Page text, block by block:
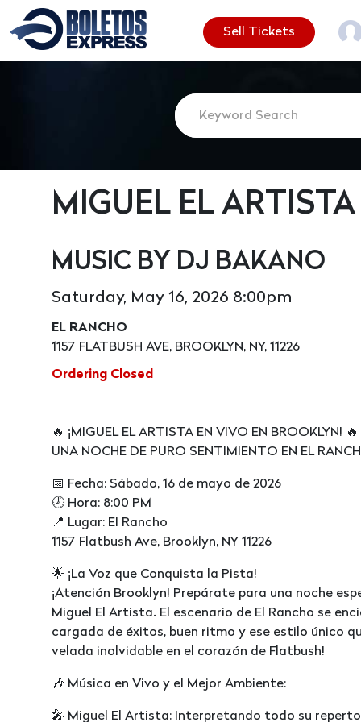
Sell Tickets
MIGUEL EL ARTISTA
MUSIC BY DJ BAKANO
Saturday, May 16, 2026 8:00pm
EL RANCHO
1157 FLATBUSH AVE, BROOKLYN, NY, 11226
Ordering Closed
🔥 ¡MIGUEL EL ARTISTA EN VIVO EN BROOKLYN! 🔥
UNA NOCHE DE PURO SENTIMIENTO EN EL
📅 Fecha: Sábado, 16 de mayo de 2026
🕗 Hora: 8:00 PM
📍 Lugar: El Rancho
1157 Flatbush Ave, Brooklyn, NY 11226
🌟 ¡La Voz que Conquista la Pista!
¡Atención Brooklyn! Prepárate para una noche
Miguel El Artista. El escenario de El Rancho se
cargada de éxitos, buen ritmo y ese estilo único
velada inolvidable en el corazón de Flatbush!
🎶 Música en Vivo y el Mejor Ambiente:
🎤 Miguel El Artista: Interpretando todo su